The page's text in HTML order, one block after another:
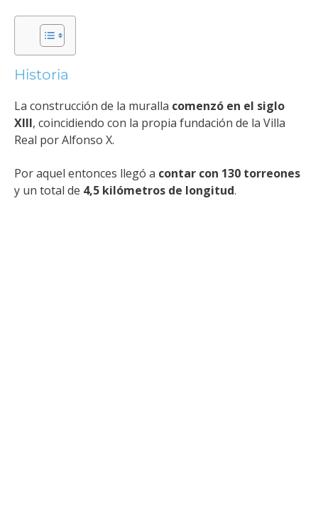
Historia
La construcción de la muralla comenzó en el siglo
XIII, coincidiendo con la propia fundación de la Villa
Real por Alfonso X.
Por aquel entonces llegó a contar con 130 torreones
y un total de 4,5 kilómetros de longitud.